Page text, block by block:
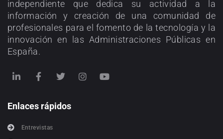
independiente que dedica su actividad a la
información y creación de una comunidad de
profesionales para el fomento de la tecnología y la
innovación en las Administraciones Públicas en
España.
Enlaces rápidos
Entrevistas